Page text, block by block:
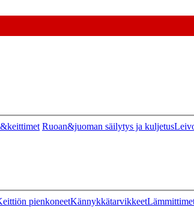
Ruoan&juoman säilytys ja kuljetus
pienkoneetKännykkätarvikkeet